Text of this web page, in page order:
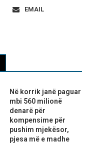
EMAIL
Në korrik janë paguar
mbi 560 milionë
denarë për
kompensime për
pushim mjekësor,
pjesa më e madhe